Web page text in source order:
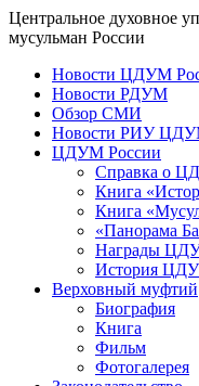
Центральное духовное
мусульман России
Новости ЦДУМ
Новости РДУМ
Обзор СМИ
Новости РИУ
ЦДУМ России
Справка о
Книга
Книга
«Панорама
Награды
История
Верховный муфтий
Биография
Книга
Фильм
Фотогалерея